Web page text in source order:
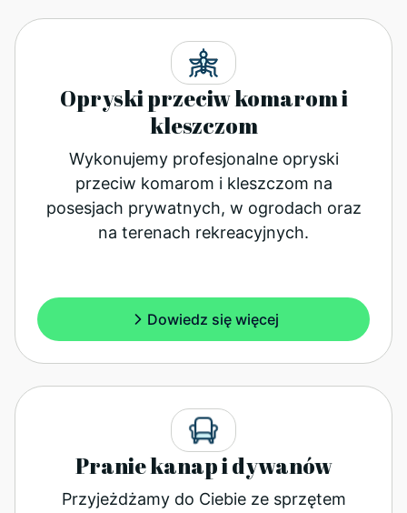
Opryski przeciw komarom i
kleszczom
Wykonujemy profesjonalne opryski
przeciw komarom i kleszczom na
posesjach prywatnych, w ogrodach oraz
na terenach rekreacyjnych.
Dowiedz się więcej
Pranie kanap i dywanów
Przyjeżdżamy do Ciebie ze sprzętem